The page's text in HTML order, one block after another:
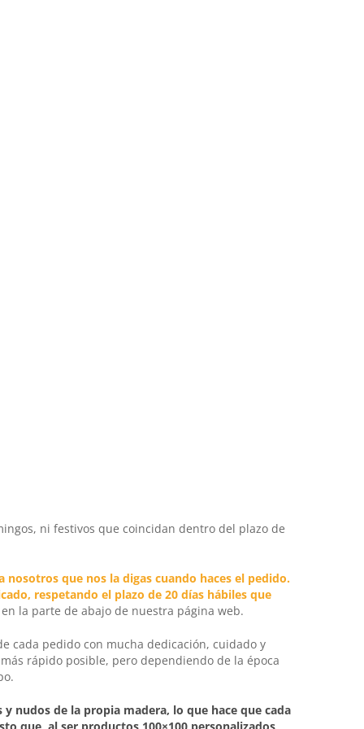
ni festivos que coincidan dentro del plazo de
que nos la digas cuando haces el pedido.
respetando el plazo de 20 días hábiles que
la parte de abajo de nuestra página web.
cada pedido con mucha dedicación, cuidado y
rápido posible, pero dependiendo de la época
nudos de la propia madera, lo que hace que cada